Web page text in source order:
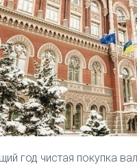
год чистая покупка